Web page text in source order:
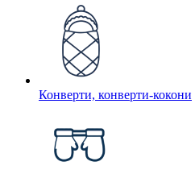
Конверти, конверти-кокони